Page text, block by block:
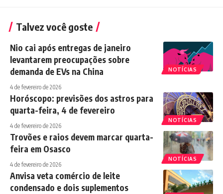
Talvez você goste
NOTÍCIAS
Nio cai após entregas de janeiro
levantarem preocupações sobre
demanda de EVs na China
4 de fevereiro de 2026
NOTÍCIAS
Horóscopo: previsões dos astros para
quarta-feira, 4 de fevereiro
4 de fevereiro de 2026
NOTÍCIAS
Trovões e raios devem marcar quarta-
feira em Osasco
4 de fevereiro de 2026
Anvisa veta comércio de leite
condensado e dois suplementos